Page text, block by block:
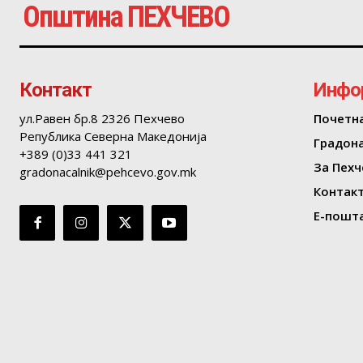
Општина ПЕХЧЕВО
Контакт
ул.Равен бр.8 2326 Пехчево
Република Северна Македонија
+389 (0)33 441 321
gradonacalnik@pehcevo.gov.mk
За
Контакт
Е-